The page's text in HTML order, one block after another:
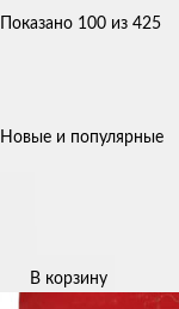
Показано 100 из 425
Новые и популярные
В корзину